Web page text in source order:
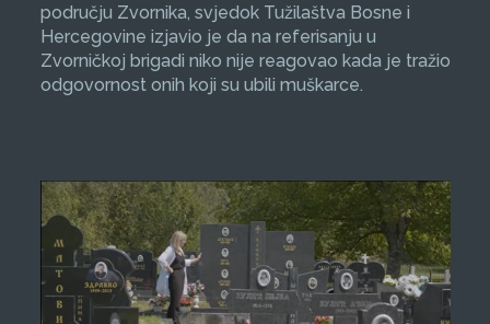
području Zvornika, svjedok Tužilaštva Bosne i
Hercegovine izjavio je da na referisanju u
Zvorničkoj brigadi niko nije reagovao kada je tražio
odgovornost onih koji su ubili muškarce.